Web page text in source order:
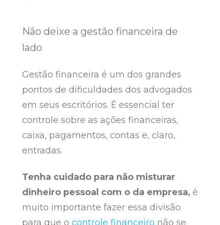
Não deixe a gestão financeira de
lado
Gestão financeira é um dos grandes
pontos de dificuldades dos advogados
em seus escritórios. É essencial ter
controle sobre as ações financeiras,
caixa, pagamentos, contas e, claro,
entradas.
Tenha cuidado para não misturar
dinheiro pessoal com o da empresa, é
muito importante fazer essa divisão
para que o controle financeiro não se